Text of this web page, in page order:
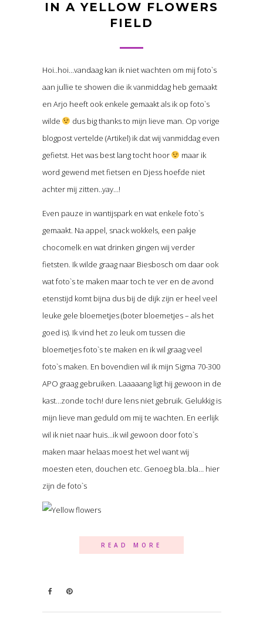
IN A YELLOW FLOWERS
FIELD
Hoi..hoi…vandaag kan ik niet wachten om mij foto`s
aan jullie te showen die ik vanmiddag heb gemaakt
en Arjo heeft ook enkele gemaakt als ik op foto`s
wilde
dus big thanks to mijn lieve man. Op vorige
blogpost vertelde (Artikel) ik dat wij vanmiddag even
gefietst. Het was best lang tocht hoor
maar ik
word gewend met fietsen en Djess hoefde niet
achter mij zitten..yay…!
Even pauze in wantijspark en wat enkele foto`s
gemaakt. Na appel, snack wokkels, een pakje
chocomelk en wat drinken gingen wij verder
fietsten. Ik wilde graag naar Biesbosch om daar ook
wat foto`s te maken maar toch te ver en de avond
etenstijd komt bijna dus bij de dijk zijn er heel veel
leuke gele bloemetjes (boter bloemetjes – als het
goed is). Ik vind het zo leuk om tussen die
bloemetjes foto`s te maken en ik wil graag veel
foto`s maken. En bovendien wil ik mijn Sigma 70-300
APO graag gebruiken. Laaaaang ligt hij gewoon in de
kast…zonde toch! dure lens niet gebruik. Gelukkig is
mijn lieve man geduld om mij te wachten. En eerlijk
wil ik niet naar huis…ik wil gewoon door foto`s
maken maar helaas moest het wel want wij
moesten eten, douchen etc. Genoeg bla..bla… hier
zijn de foto`s
READ MORE